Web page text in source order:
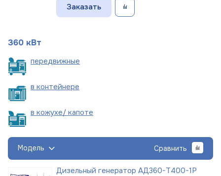
Заказать
360 кВт
передвижные
в контейнере
в кожухе/ капоте
Модель Сравнить
Дизельный генератор АД360-Т400-1Р